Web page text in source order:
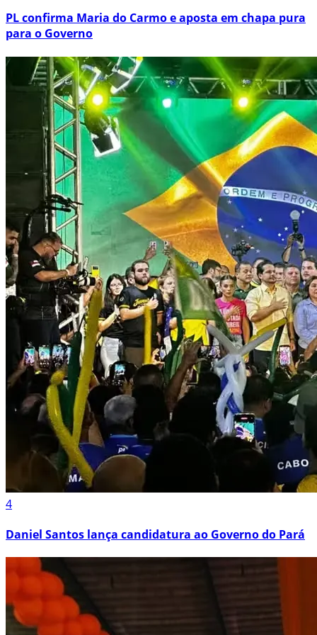
PL confirma Maria do Carmo e aposta em chapa pura
para o Governo
4
Daniel Santos lança candidatura ao Governo do Pará